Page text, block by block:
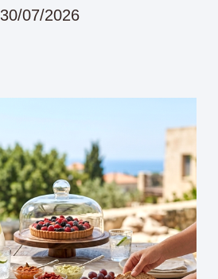
30/07/2026